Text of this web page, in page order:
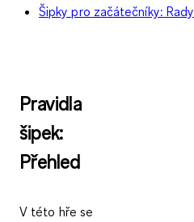
Šipky pro začátečníky: Rady
Pravidla
šipek:
Přehled
V této hře se